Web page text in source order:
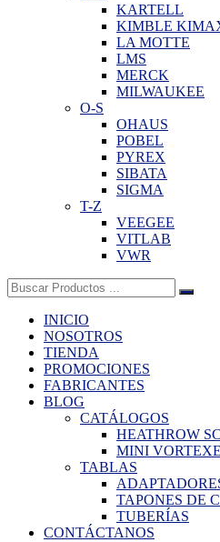
KARTELL
KIMBLE
LA MOTTE
LMS
MERCK
MILWAUKEE
O-S
OHAUS
POBEL
PYREX
SIBATA
SIGMA
T-Z
VEEGEE
VITLAB
VWR
Buscar:
INICIO
NOSOTROS
TIENDA
PROMOCIONES
FABRICANTES
BLOG
CATÁLOGOS
HEATHROW
MINI
TABLAS
TAPONES DE
TUBERÍAS
CONTÁCTANOS